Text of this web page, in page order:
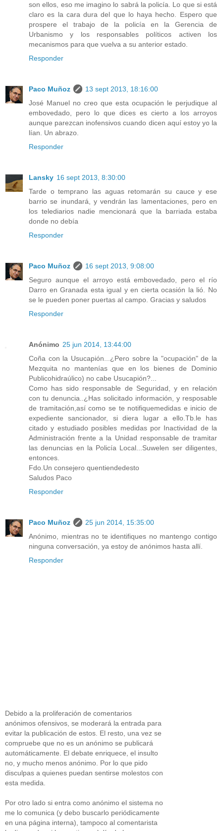
son ellos, eso me imagino lo sabrá la policía. Lo que si está
claro es la cara dura del que lo haya hecho. Espero que
prospere el trabajo de la policía en la Gerencia de
Urbanismo y los responsables políticos activen los
mecanismos para que vuelva a su anterior estado.
Responder
Paco Muñoz
13 sept 2013, 18:16:00
José Manuel no creo que esta ocupación le perjudique al
embovedado, pero lo que dices es cierto a los arroyos
aunque parezcan inofensivos cuando dicen aquí estoy yo la
lían. Un abrazo.
Responder
Lansky 16 sept 2013, 8:30:00
Tarde o temprano las aguas retomarán su cauce y ese
barrio se inundará, y vendrán las lamentaciones, pero en
los telediarios nadie mencionará que la barriada estaba
donde no debía
Responder
Paco Muñoz
16 sept 2013, 9:08:00
Seguro aunque el arroyo está embovedado, pero el río
Darro en Granada esta igual y en cierta ocasión la lió. No
se le pueden poner puertas al campo. Gracias y saludos
Responder
Anónimo 25 jun 2014, 13:44:00
Coña con la Usucapión...¿Pero sobre la "ocupación" de la
Mezquita no mantenías que en los bienes de Dominio
Publicohidraúlico) no cabe Usucapión?...
Como has sido responsable de Seguridad, y en relación
con tu denuncia..¿Has solicitado información, y resposable
de tramitación,así como se te notifiquemedidas e inicio de
expediente sancionador, si diera lugar a ello.Tb.le has
citado y estudiado posibles medidas por Inactividad de la
Administración frente a la Unidad responsable de tramitar
las denuncias en la Policía Local...Suwelen ser diligentes,
entonces.
Fdo.Un consejero quentiendedesto
Saludos Paco
Responder
Paco Muñoz
25 jun 2014, 15:35:00
Anónimo, mientras no te identifiques no mantengo contigo
ninguna conversación, ya estoy de anónimos hasta allí.
Responder
Debido a la proliferación de comentarios
anónimos ofensivos, se moderará la entrada para
evitar la publicación de estos. El resto, una vez se
compruebe que no es un anónimo se publicará
automáticamente. El debate enriquece, el insulto
no, y mucho menos anónimo. Por lo que pido
disculpas a quienes puedan sentirse molestos con
esta medida.
Por otro lado si entra como anónimo el sistema no
me lo comunica (y debo buscarlo periódicamente
en una página interna), tampoco al comentarista